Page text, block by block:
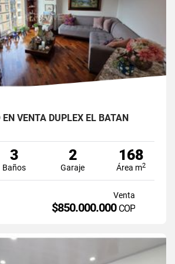
VENTA DÚPLEX EL BATÁN
3
Baños
2
Garaje
168
Área m2
Venta
$850.000.000 COP